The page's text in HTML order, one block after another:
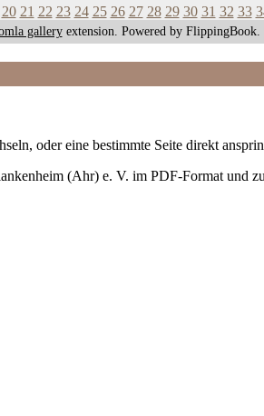
20 21 22 23 24 25 26 27 28 29 30 31 32 33
galleryextension. Powered by FlippingBook.
oder eine bestimmte Seite direkt
(Ahr) e. V. im PDF-Format und